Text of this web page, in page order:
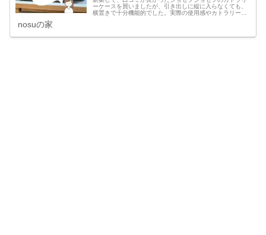
ーケースを買いましたが、引き出しに縦に入らなくても、
横置きで十分機能的でした。実際の使用感やカトラリーが
nosuの家